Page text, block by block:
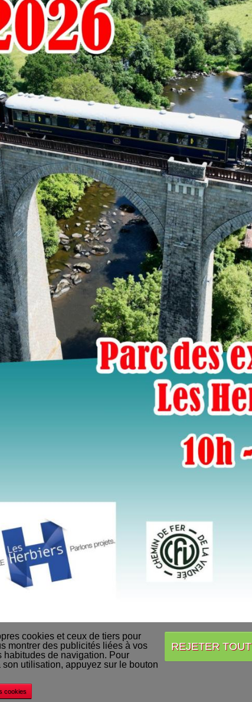
Conditions Générales de Vente
cookies et ceux de tiers pour
montrer des publicités liées à vos
habitudes de navigation. Pour
utilisation, appuyez sur le bouton
cookies
REJETER TOUT